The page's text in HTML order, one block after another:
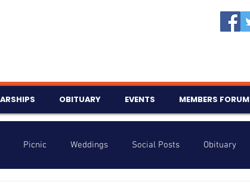
OBITUARY EVENTS MEMBERS FORUM
Picnic Weddings Social Posts Obituary